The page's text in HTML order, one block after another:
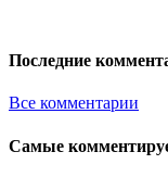
Последние
Все комментарии
Самые